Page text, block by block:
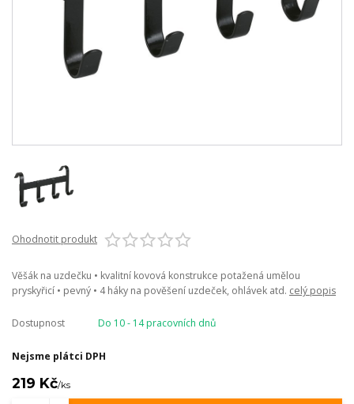
Ohodnotit produkt
Věšák na uzdečku • kvalitní kovová konstrukce potažená umělou
pryskyřicí • pevný • 4 háky na pověšení uzdeček, ohlávek atd. celý popis
Dostupnost Do 10 - 14 pracovních dnů
Nejsme plátci DPH
219 Kč/ks